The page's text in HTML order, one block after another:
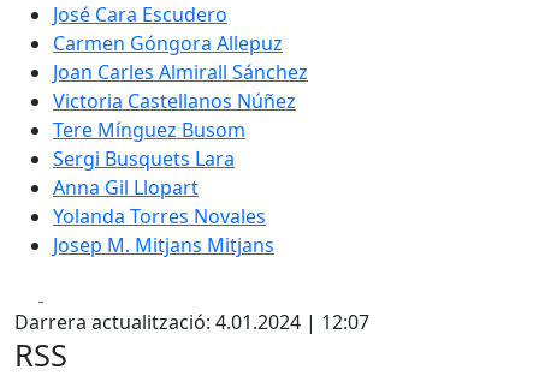
José Cara Escudero
Carmen Góngora Allepuz
Joan Carles Almirall Sánchez
Victoria Castellanos Núñez
Tere Mínguez Busom
Sergi Busquets Lara
Anna Gil Llopart
Yolanda Torres Novales
Josep M. Mitjans Mitjans
Darrera actualització: 4.01.2024 | 12:07
RSS